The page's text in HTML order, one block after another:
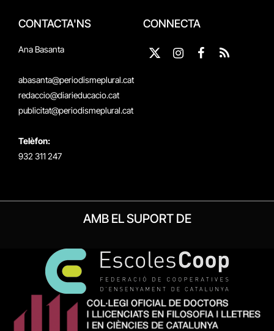
CONTACTA'NS
Ana Basanta
abasanta@periodismeplural.cat
redaccio@diarieducacio.cat
publicitat@periodismeplural.cat
Telèfon:
932 311 247
CONNECTA
X
Instagram
Facebook
RSS
AMB EL SUPORT DE